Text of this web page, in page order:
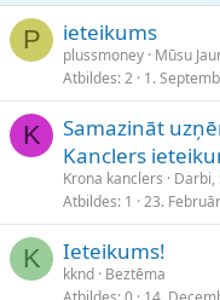
P ieteikums
plussmoney Mūsu
Atbildes 2 1.
K
Samazināt
Kanclers
Krona kanclers
Darbi,
Atbildes 1 23.
K Ieteikums!
kknd Beztēma